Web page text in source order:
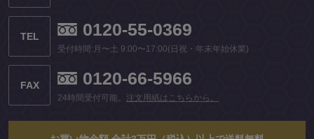
TEL 0120-55-0369
受付時間:月〜土 9:00〜17:00(日祝・年末年始休業)
FAX 0120-66-5966
24時間受付可能。 注文用紙はこちらから。